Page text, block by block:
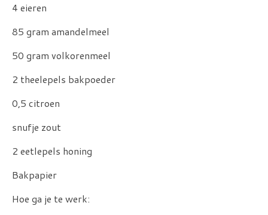
4 eieren
85 gram amandelmeel
50 gram volkorenmeel
2 theelepels bakpoeder
0,5 citroen
snufje zout
2 eetlepels honing
Bakpapier
Hoe ga je te werk: